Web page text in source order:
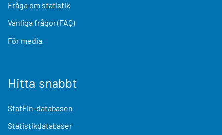
Fråga om statistik
Vanliga frågor (FAQ)
För media
Hitta snabbt
StatFin-databasen
Statistikdatabaser